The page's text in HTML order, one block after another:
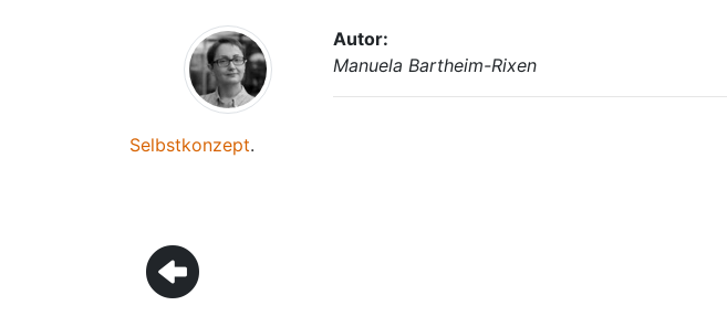
Autor:
Manuela Bartheim-Rixen
Selbstkonzept.